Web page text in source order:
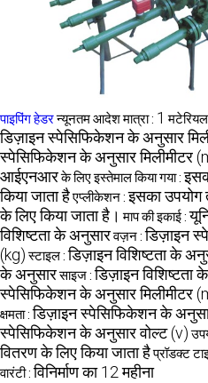
पाइपिंग हेडरन्यूनतम आदेश मात्रा : 1
डिज़ाइन स्पेसिफिकेशन के अनुसार
स्पेसिफिकेशन के अनुसार मिलीमीटर
आईएनआरके लिए इस्तेमाल किया गया :
किया जाता हैएप्लीकेशन :इसका उपयोग
के लिए किया जाता है। माप की इकाई :
विशिष्टता के अनुसारवज़न :डिज़ाइन
(kg) स्टाइल :डिज़ाइन विशिष्टता के
के अनुसारसाइज :डिज़ाइन विशिष्टता
स्पेसिफिकेशन के अनुसार मिलीमीटर
क्षमता :डिज़ाइन स्पेसिफिकेशन के
स्पेसिफिकेशन के अनुसार वोल्ट (v)
वितरण के लिए किया जाता हैप्रॉडक्ट
वारंटी :विनिर्माण का 12 महीना